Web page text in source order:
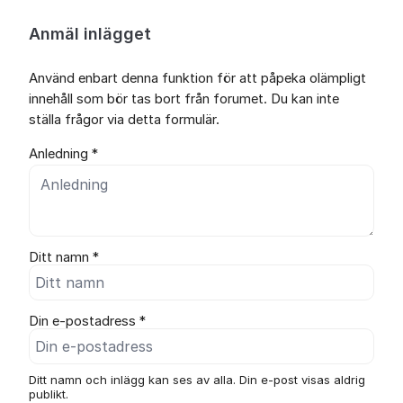
Anmäl inlägget
Använd enbart denna funktion för att påpeka olämpligt
innehåll som bör tas bort från forumet. Du kan inte
ställa frågor via detta formulär.
Anledning *
Ditt namn *
Din e-postadress *
Ditt namn och inlägg kan ses av alla. Din e-post visas aldrig
publikt.